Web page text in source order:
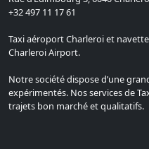
+32 497 11 17 61
Taxi aéroport Charleroi et
Charleroi Airport.
Notre société dispose d’une
expérimentés. Nos services de
trajets bon marché et qualitatifs.